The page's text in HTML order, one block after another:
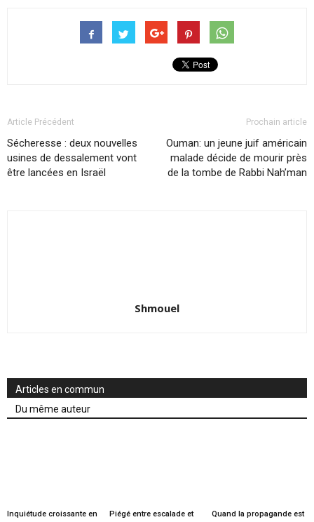
Article Précédent
Sécheresse : deux nouvelles
usines de dessalement vont
être lancées en Israël
Prochain article
Ouman: un jeune juif américain
malade décide de mourir près
de la tombe de Rabbi Nah’man
Shmouel
Articles en commun
Du même auteur
Inquiétude croissante en
Piégé entre escalade et
Quand la propagande est